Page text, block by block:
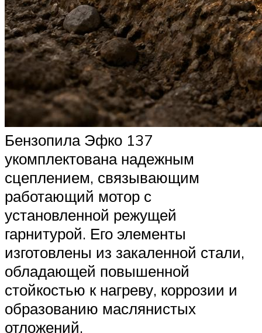
Бензопила Эфко 137
укомплектована надежным
сцеплением, связывающим
работающий мотор с
установленной режущей
гарнитурой. Его элементы
изготовлены из закаленной стали,
обладающей повышенной
стойкостью к нагреву, коррозии и
образованию маслянистых
отложений.